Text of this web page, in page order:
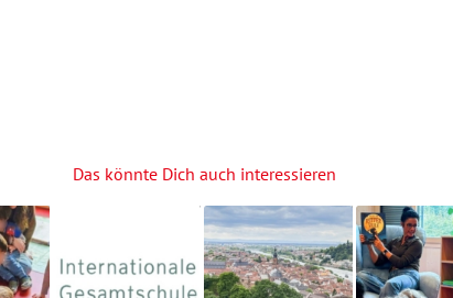
Das könnte Dich auch interessieren